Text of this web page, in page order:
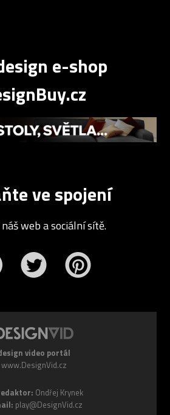
e-shop
ve spojení
web a sociální sítě.
video portál
www.DesignVid.cz
Ondřej Krynek
play@DesignVid.cz